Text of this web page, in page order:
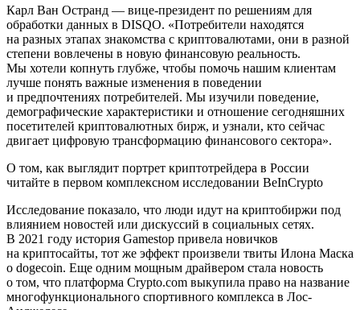
Карл Ван Остранд — вице-президент по решениям для
обработки данных в DISQO. «Потребители находятся
на разных этапах знакомства с криптовалютами, они в разной
степени вовлечены в новую финансовую реальность.
Мы хотели копнуть глубже, чтобы помочь нашим клиентам
лучше понять важные изменения в поведении
и предпочтениях потребителей. Мы изучили поведение,
демографические характеристики и отношение сегодняшних
посетителей криптовалютных бирж, и узнали, кто сейчас
двигает цифровую трансформацию финансового сектора».
О том, как выглядит портрет криптотрейдера в России
читайте в первом комплексном исследовании BeInCrypto
Исследование показало, что люди идут на криптобиржи под
влиянием новостей или дискуссий в социальных сетях.
В 2021 году история Gamestop привела новичков
на криптосайты, тот же эффект произвели твиты Илона Маска
о dogecoin. Еще одним мощным драйвером стала новость
о том, что платформа Crypto.com выкупила право на название
многофункционального спортивного комплекса в Лос-